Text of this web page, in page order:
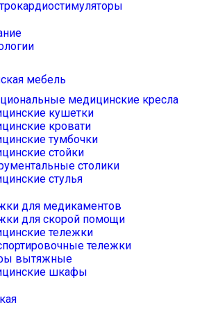
мебель
медицинские кресла
кушетки
кровати
тумбочки
стойки
столики
стулья
для медикаментов
для скорой помощи
тележки
тележки
вытяжные
шкафы